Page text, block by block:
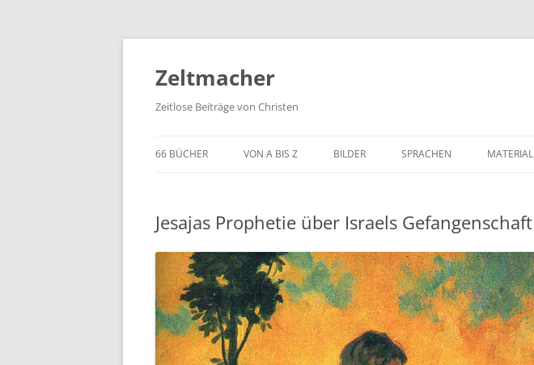
Zum
springen
Zeltmacher
Zeitlose Beiträge von Christen
66 BÜCHER VON A BIS Z BILDER SPRACHEN MATERIAL
Jesajas Prophetie über Israels Gefangenschaft